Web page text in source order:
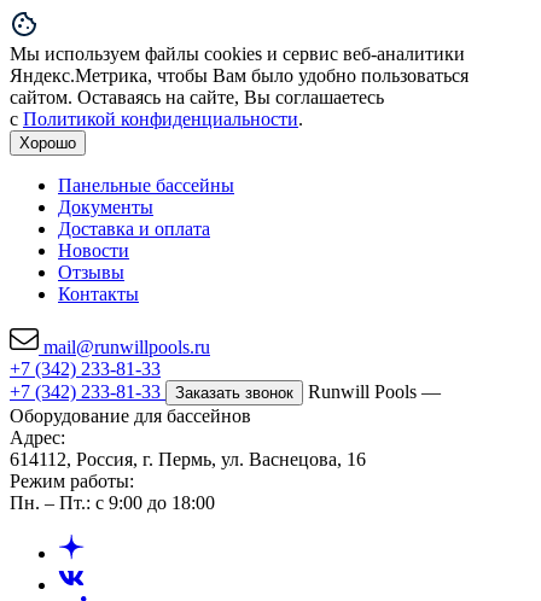
Мы используем файлы cookies и сервис веб-аналитики
Яндекс.Метрика, чтобы Вам было удобно пользоваться
сайтом. Оставаясь на сайте, Вы соглашаетесь
с Политикой конфиденциальности.
Хорошо
Панельные бассейны
Документы
Доставка и оплата
Новости
Отзывы
Контакты
mail@runwillpools.ru
+7 (342) 233-81-33
+7 (342) 233-81-33
Заказать звонок
Runwill Pools —
Оборудование для бассейнов
Адрес:
614112, Россия, г. Пермь, ул. Васнецова, 16
Режим работы:
Пн. – Пт.: с 9:00 до 18:00